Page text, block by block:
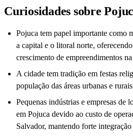
Curiosidades sobre
Pojuca tem papel importante como
a capital e o litoral norte,
crescimento de empreendimentos
A cidade tem tradição em festas
população das áreas urbanas e
Pequenas indústrias e empresas de
em Pojuca devido ao custo de
Salvador, mantendo forte